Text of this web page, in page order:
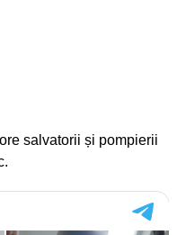
salvatorii și pompierii